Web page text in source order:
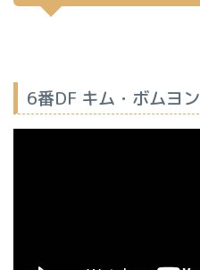
6番DF キム・ボムヨン